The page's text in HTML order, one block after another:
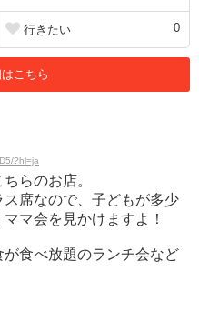
行きたい 0
こちら
?hl=ja
らのお店。
席なので、子どもが多少
マ会を見かけますよ！
食べ放題のランチ会など